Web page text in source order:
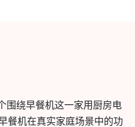
围绕早餐机这一家用厨房电
餐机在真实家庭场景中的功